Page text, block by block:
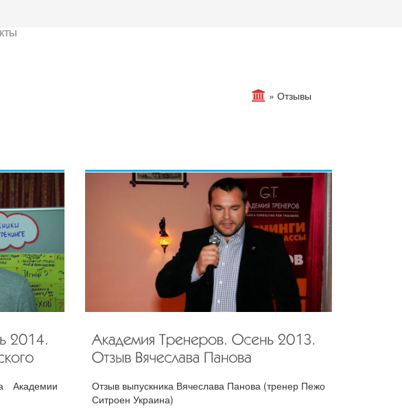
» Отзывы
Академии
Отзыв выпускника Вячеслава Панова (тренер Пежо
Ситроен Украина)